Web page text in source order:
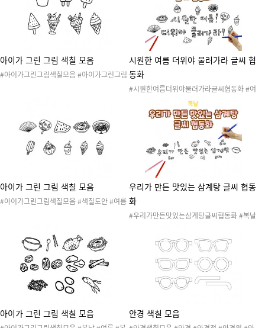
아이가 그린 그림 색칠 모음
#아이가그린그림색칠모음 #아이가그린그림
시원한 여름 더위야 물러가라 글씨 협
동화
#시원한여름더위야물러가라글씨협동화 #여
름 #여름도안 #여름활동 #여름놀이 #여름물
건 #여름음식 #여름환경구성 #환경구성 #협
동화 #여름협동화 #미술활동 #색칠하기 #협
아이가 그린 그림 색칠 모음
#아이가그린그림색칠모음 #색칠도안 #여름
우리가 만든 맛있는 삼계탕 글씨 협동
화
#우리가만든맛있는삼계탕글씨협동화 #복날
놀이 #여름활동 #여름도안 #복날활동 #복날
도안 #복날행사 #복날이벤트
아이가 그린 그림 색칠 모음 안경 색칠 모음